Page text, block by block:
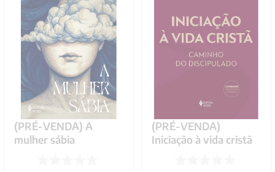
(PRÉ-VENDA) A
mulher sábia
(PRÉ-VENDA)
Iniciação à vida cristã